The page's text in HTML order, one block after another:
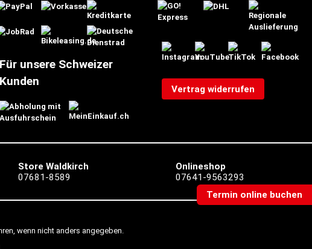
Termin online buchen
Für unsere Schweizer
Kunden
Vertrag widerrufen
Store Waldkirch
07681-8589
Onlineshop
07641-9563293
wenn nicht anders angegeben.